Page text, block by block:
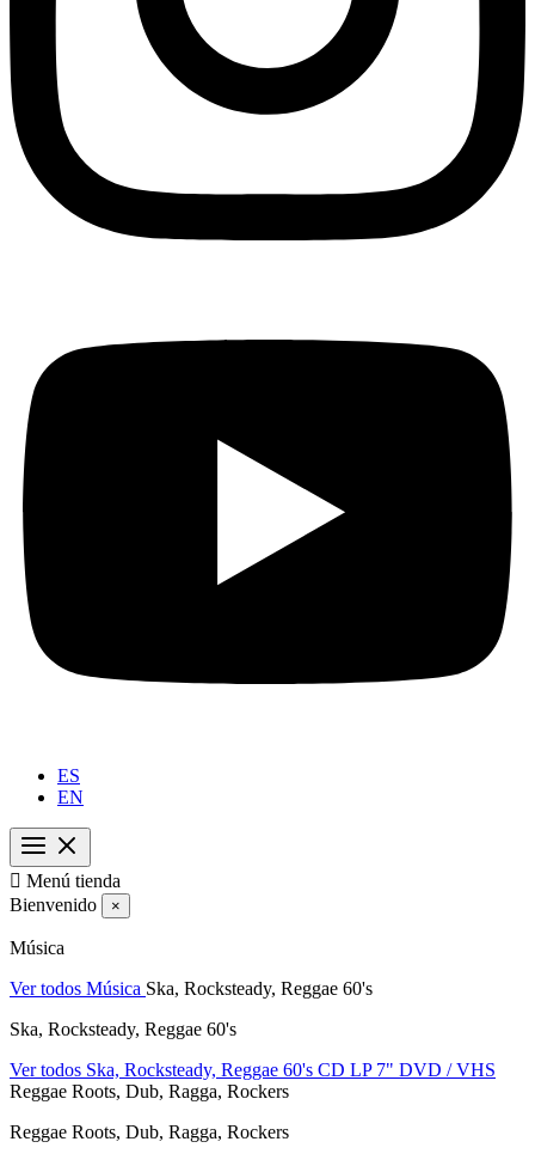
ES
EN
 Menú tienda
Bienvenido
×
Música
Ver todos Música Ska, Rocksteady, Reggae 60's
Ska, Rocksteady, Reggae 60's
Ver todos Ska, Rocksteady, Reggae 60's CD LP 7" DVD / VHS
Reggae Roots, Dub, Ragga, Rockers
Reggae Roots, Dub, Ragga, Rockers